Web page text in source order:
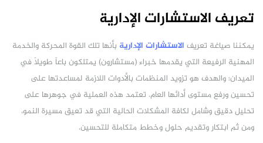
تعريف الاستشارات الإدارية
يمكننا صياغة تعريف الاستشارات الإدارية بأنها تلك القوة المحركة والخدمة
المهنية الرفيعة التي يقدمها خبراء (مستشارون) يمتلكون باعاً طويلاً في
الميدان؛ والهدف هو تزويد المنظمات بالأدوات اللازمة لمساعدتها على
تحسين ورفع مستوى أدائها العام. تعتمد هذه العملية في جوهرها على
تحليل دقيق وشامل لكافة المشكلات الحالية التي قد تعيق مسيرة النمو،
ومن ثم ابتكار وتقديم حلول وخطط متكاملة للتحسين.